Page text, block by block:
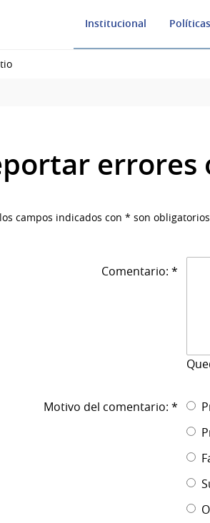
Institucional
errores
campos indicados con * son obligatorios
Comentario: *
Motivo del comentario: *